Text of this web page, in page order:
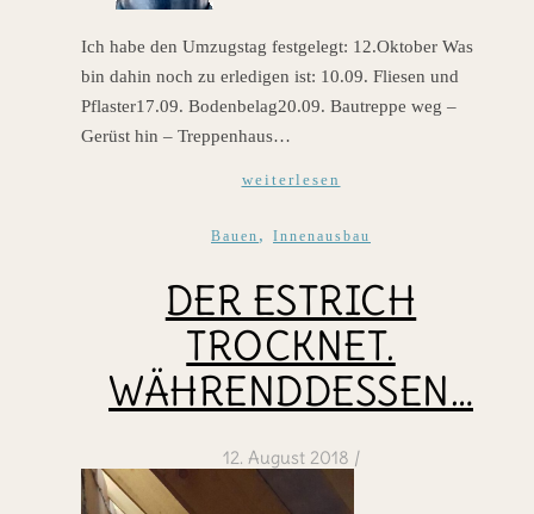
Ich habe den Umzugstag festgelegt: 12.Oktober Was
bin dahin noch zu erledigen ist: 10.09. Fliesen und
Pflaster17.09. Bodenbelag20.09. Bautreppe weg –
Gerüst hin – Treppenhaus…
weiterlesen
Bauen , Innenausbau
DER ESTRICH
TROCKNET.
WÄHRENDDESSEN…
12. August 2018 /